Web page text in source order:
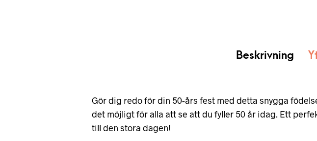
Beskrivning
Gör dig redo för din 50-års fest med detta snygga
det möjligt för alla att se att du fyller 50 år idag. Ett
till den stora dagen!